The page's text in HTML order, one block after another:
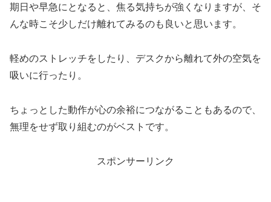
期日や早急にとなると、焦る気持ちが強くなりますが、そ
んな時こそ少しだけ離れてみるのも良いと思います。
軽めのストレッチをしたり、デスクから離れて外の空気を
吸いに行ったり。
ちょっとした動作が心の余裕につながることもあるので、
無理をせず取り組むのがベストです。
スポンサーリンク